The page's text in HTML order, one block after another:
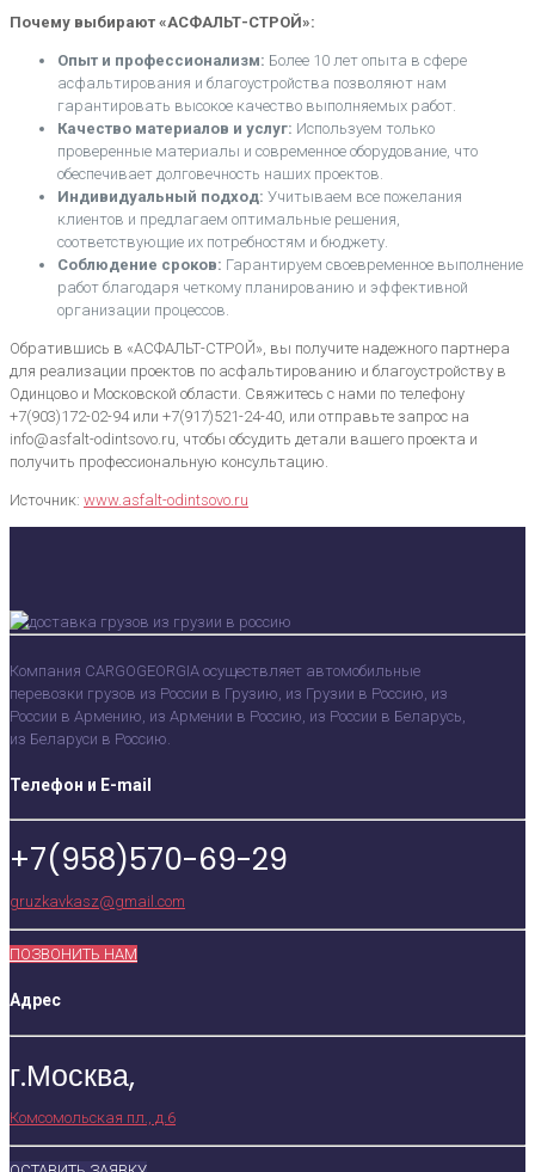
Почему выбирают «АСФАЛЬТ-СТРОЙ»:
Опыт и профессионализм: Более 10 лет опыта в сфере
асфальтирования и благоустройства позволяют нам
гарантировать высокое качество выполняемых работ.
Качество материалов и услуг: Используем только
проверенные материалы и современное оборудование, что
обеспечивает долговечность наших проектов.
Индивидуальный подход: Учитываем все пожелания
клиентов и предлагаем оптимальные решения,
соответствующие их потребностям и бюджету.
Соблюдение сроков: Гарантируем своевременное выполнение
работ благодаря четкому планированию и эффективной
организации процессов.
Обратившись в «АСФАЛЬТ-СТРОЙ», вы получите надежного партнера
для реализации проектов по асфальтированию и благоустройству в
Одинцово и Московской области. Свяжитесь с нами по телефону
+7(903)172-02-94 или +7(917)521-24-40, или отправьте запрос на
info@asfalt-odintsovo.ru, чтобы обсудить детали вашего проекта и
получить профессиональную консультацию.
Источник: www.asfalt-odintsovo.ru
Компания CARGOGEORGIA осуществляет автомобильные
перевозки грузов из России в Грузию, из Грузии в Россию, из
России в Армению, из Армении в Россию, из России в Беларусь,
из Беларуси в Россию.
Телефон и E-mail
+7(958)570-69-29
gruzkavkasz@gmail.com
ПОЗВОНИТЬ НАМ
Адрес
г.Москва,
Комсомольская пл., д.6